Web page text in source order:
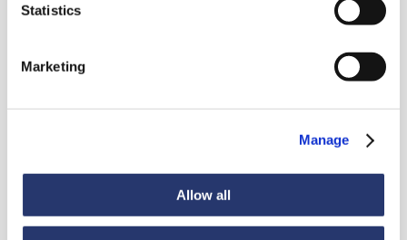
Statistics
Marketing
Manage
Allow all